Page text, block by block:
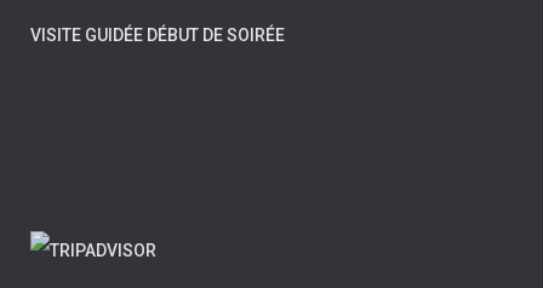
VISITE GUIDÉE DÉBUT DE SOIRÉE